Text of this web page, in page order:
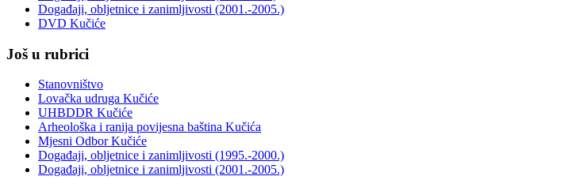
Događaji, obljetnice i zanimljivosti (2001.-2005.)
DVD Kučiće
Još u rubrici
Stanovništvo
Lovačka udruga Kučiće
UHBDDR Kučiće
Arheološka i ranija povijesna baština Kučića
Mjesni Odbor Kučiće
Događaji, obljetnice i zanimljivosti (1995.-2000.)
Događaji, obljetnice i zanimljivosti (2001.-2005.)